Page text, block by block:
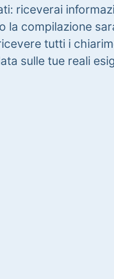
riceverai
la compilazione
tutti i
sulle tue reali